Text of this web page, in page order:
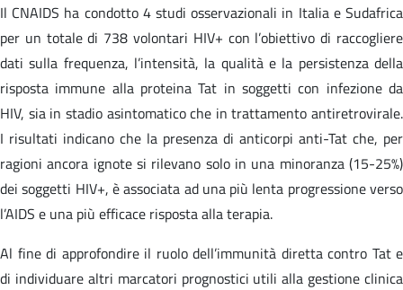
Il CNAIDS ha condotto 4 studi osservazionali in Italia e Sudafrica
per un totale di 738 volontari HIV+ con l’obiettivo di raccogliere
dati sulla frequenza, l’intensità, la qualità e la persistenza della
risposta immune alla proteina Tat in soggetti con infezione da
HIV, sia in stadio asintomatico che in trattamento antiretrovirale.
I risultati indicano che la presenza di anticorpi anti-Tat che, per
ragioni ancora ignote si rilevano solo in una minoranza (15-25%)
dei soggetti HIV+, è associata ad una più lenta progressione verso
l’AIDS e una più efficace risposta alla terapia.
Al fine di approfondire il ruolo dell’immunità diretta contro Tat e
di individuare altri marcatori prognostici utili alla gestione clinica